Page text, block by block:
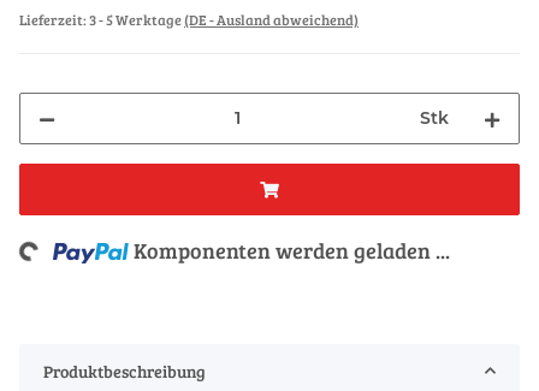
Lieferzeit:3 - 5 Werktage(DE - Ausland abweichend)
Stk
Komponenten werden geladen ...
Produktbeschreibung